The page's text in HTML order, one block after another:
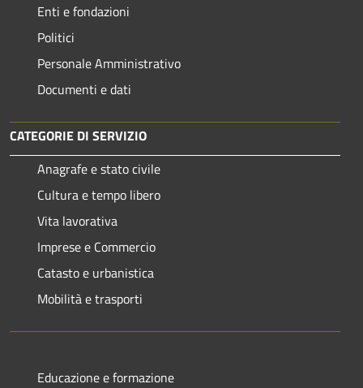
Enti e fondazioni
Politici
Personale Amministrativo
Documenti e dati
CATEGORIE DI SERVIZIO
Anagrafe e stato civile
Cultura e tempo libero
Vita lavorativa
Imprese e Commercio
Catasto e urbanistica
Mobilità e trasporti
Educazione e formazione